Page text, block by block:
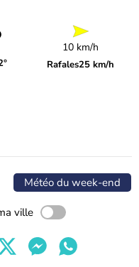
10 km/h
Rafales25 km/h
Météo du week-end
ville